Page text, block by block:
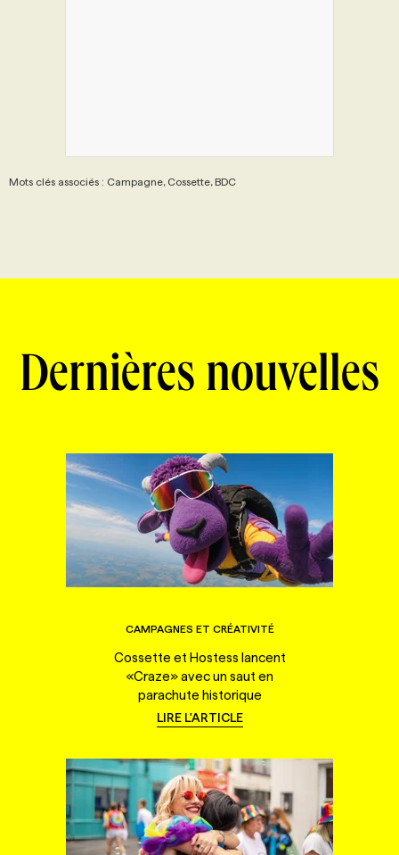
Mots clés associés : Campagne, Cossette, BDC
Dernières nouvelles
CAMPAGNES ET CRÉATIVITÉ
Cossette et Hostess lancent
«Craze» avec un saut en
parachute historique
LIRE L'ARTICLE